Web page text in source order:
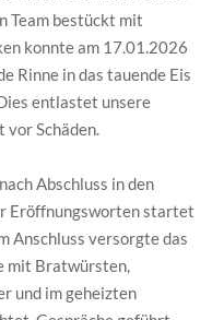
Team bestückt mit
konnte am 17.01.2026
Rinne in das tauende Eis
entlastet unsere
vor Schäden.
Abschluss in den
Eröffnungsworten startet
Anschluss versorgte das
mit Bratwürsten,
und im geheizten